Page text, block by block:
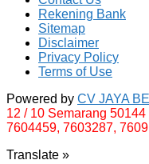
Rekening Bank
Sitemap
Disclaimer
Privacy Policy
Terms of Use
Powered by CV JAYA
12 / 10 Semarang
7604459, 7603287,
Translate »